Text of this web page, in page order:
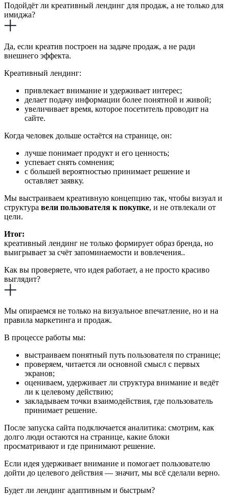
Подойдёт ли креативный лендинг для продаж, а не только для
имиджа?
Да, если креатив построен на задаче продаж, а не ради
внешнего эффекта.
Креативный лендинг:
привлекает внимание и удерживает интерес;
делает подачу информации более понятной и живой;
увеличивает время, которое посетитель проводит на
сайте.
Когда человек дольше остаётся на странице, он:
лучше понимает продукт и его ценность;
успевает снять сомнения;
с большей вероятностью принимает решение и
оставляет заявку.
Мы выстраиваем креативную концепцию так, чтобы визуал и
структура вели пользователя к покупке, и не отвлекали от
цели.
Итог:
креативный лендинг не только формирует образ бренда, но
выигрывает за счёт запоминаемости и вовлечения..
Как вы проверяете, что идея работает, а не просто красиво
выглядит?
Мы опираемся не только на визуальное впечатление, но и на
правила маркетинга и продаж.
В процессе работы мы:
выстраиваем понятный путь пользователя по странице;
проверяем, читается ли основной смысл с первых
экранов;
оцениваем, удерживает ли структура внимание и ведёт
ли к целевому действию;
закладываем точки взаимодействия, где пользователь
принимает решение.
После запуска сайта подключается аналитика: смотрим, как
долго люди остаются на странице, какие блоки
просматривают и где принимают решение.
Если идея удерживает внимание и помогает пользователю
дойти до целевого действия — значит, мы всё сделали верно.
Будет ли лендинг адаптивным и быстрым?